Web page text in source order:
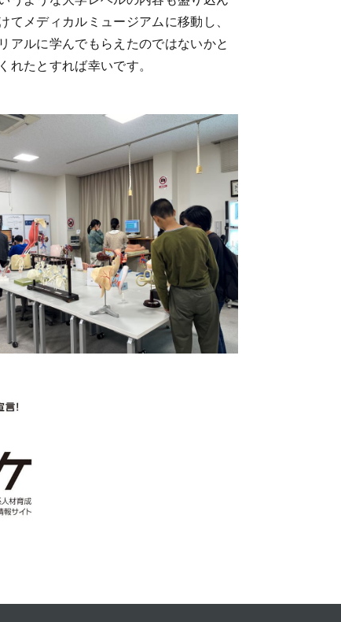
メディカルミュージアムに移動し、
アルに学んでもらえたのではないかと
たとすれば幸いです。